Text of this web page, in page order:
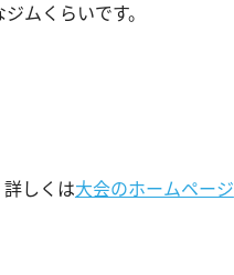
ムくらいです。
しくは大会のホームページ